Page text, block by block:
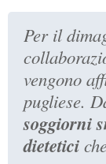
Per il
vengono
pugliese.
soggiorni
dietetici